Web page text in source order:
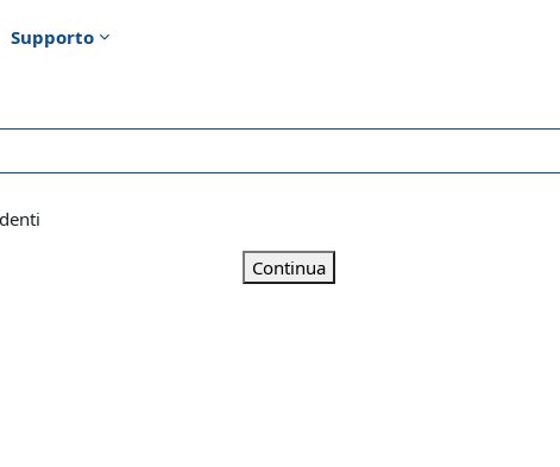
Supporto
Continua